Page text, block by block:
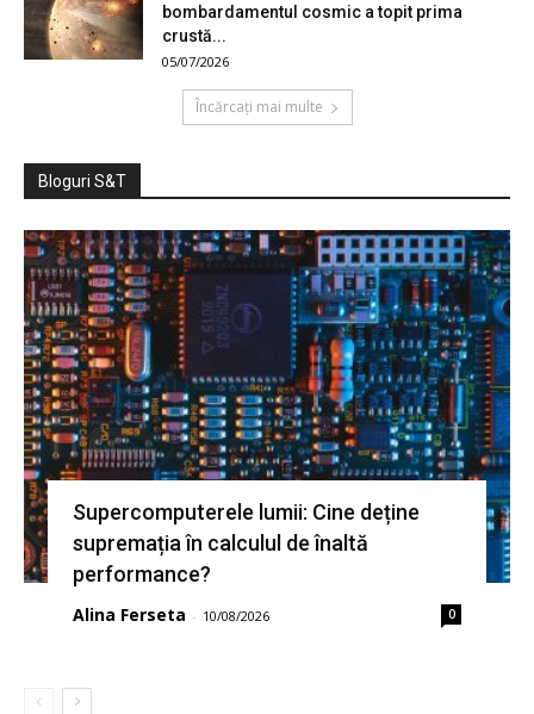
bombardamentul cosmic a topit prima
crustă...
05/07/2026
Încărcați mai multe
Bloguri S&T
Supercomputerele lumii: Cine deține
supremația în calculul de înaltă
performance?
Alina Ferseta - 10/08/2026 0